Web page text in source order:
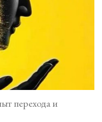
перехода и